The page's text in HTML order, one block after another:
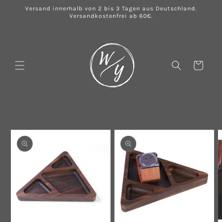
zumVersand innerhalb von 2 bis 3 Tagen aus Deutschland.
Versandkostenfrei ab 60€.
Warenkorb